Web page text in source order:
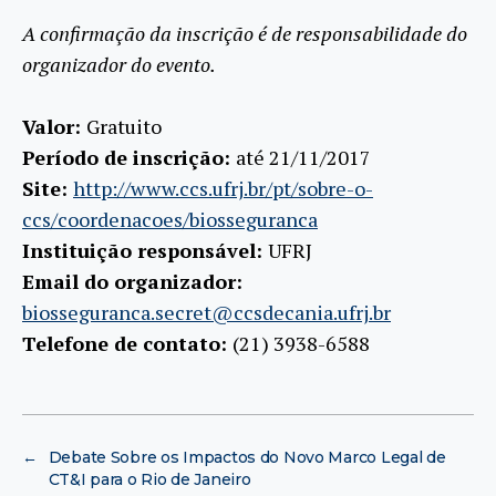
A confirmação da inscrição é de responsabilidade do
organizador do evento.
Valor: Gratuito
Período de inscrição: até 21/11/2017
Site: http://www.ccs.ufrj.br/pt/sobre-o-
ccs/coordenacoes/biosseguranca
Instituição responsável: UFRJ
Email do organizador:
biosseguranca.secret@ccsdecania.ufrj.br
Telefone de contato: (21) 3938-6588
←
Debate Sobre os Impactos do Novo Marco Legal de
CT&I para o Rio de Janeiro